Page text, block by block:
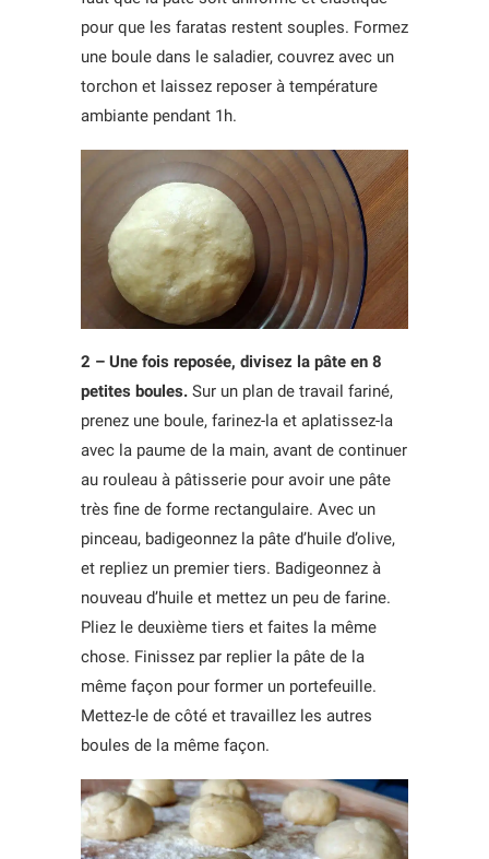
pour que les faratas restent souples. Formez
une boule dans le saladier, couvrez avec un
torchon et laissez reposer à température
ambiante pendant 1h.
2 – Une fois reposée, divisez la pâte en 8
petites boules. Sur un plan de travail fariné,
prenez une boule, farinez-la et aplatissez-la
avec la paume de la main, avant de continuer
au rouleau à pâtisserie pour avoir une pâte
très fine de forme rectangulaire. Avec un
pinceau, badigeonnez la pâte d’huile d’olive,
et repliez un premier tiers. Badigeonnez à
nouveau d’huile et mettez un peu de farine.
Pliez le deuxième tiers et faites la même
chose. Finissez par replier la pâte de la
même façon pour former un portefeuille.
Mettez-le de côté et travaillez les autres
boules de la même façon.